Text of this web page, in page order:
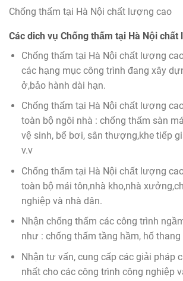
Chống thấm tại Hà Nội chất lượng cao
Các dich vụ Chống thấm tại Hà Nội
Chống thấm tại Hà Nội chất lượng
các hạng mục công trình đang xây
ở,bảo hành dài hạn.
Chống thấm tại Hà Nội chất lượng
toàn bộ ngôi nhà : chống thấm sàn
vệ sinh, bể bơi, sân thượng,khe tiếp
v.v
Chống thấm tại Hà Nội chất lượng
toàn bộ mái tôn,nhà kho,nhà
nghiệp và nhà dân.
Nhận chống thấm các công trình
như : chống thấm tầng hầm, hố thang
Nhận tư vấn, cung cấp các giải pháp
nhất cho các công trình công nghiệp